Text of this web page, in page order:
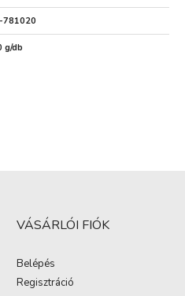
781020
g/db
VÁSÁRLÓI FIÓK
Belépés
Regisztráció